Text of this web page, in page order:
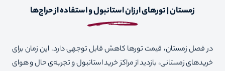
زمستان | تورهای ارزان استانبول و استفاده از حراج‌ها
در فصل زمستان، قیمت تورها کاهش قابل توجهی دارد. این زمان برای
خریدهای زمستانی، بازدید از مراکز خرید استانبول و تجربه‌ی حال و هوای